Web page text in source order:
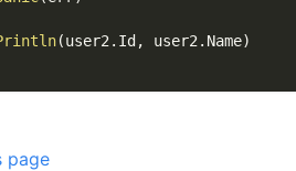
(user2 . Id, user2 . Name)
page